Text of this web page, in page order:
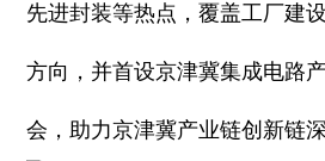
先进封装等热点，覆盖工厂建
方向，并首设京津冀集成电路
会，助力京津冀产业链创新链深